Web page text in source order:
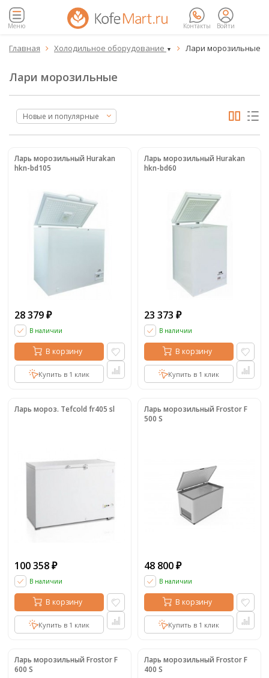
Меню Контакты Войти
Главная  Холодильное оборудование ▼  Лари морозильные
Лари морозильные
Новые и популярные
Ларь морозильный Hurakan
hkn-bd105
28 379 ₽
В наличии
В корзину
Купить в 1 клик
Ларь морозильный Hurakan
hkn-bd60
23 373 ₽
В наличии
В корзину
Купить в 1 клик
Ларь мороз. Tefcold fr405 sl
100 358 ₽
В наличии
В корзину
Купить в 1 клик
Ларь морозильный Frostor F
500 S
48 800 ₽
В наличии
В корзину
Купить в 1 клик
Ларь морозильный Frostor F
600 S
Ларь морозильный Frostor F
400 S